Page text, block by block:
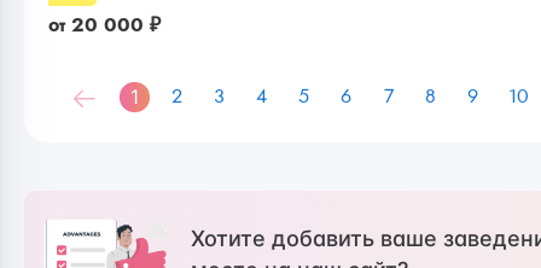
от 20 000 ₽
1 2 3 4 5 6 7 8 9 10
Хотите добавить ваше